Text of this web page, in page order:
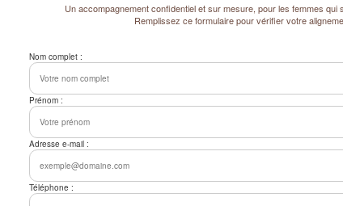
Un accompagnement confidentiel et sur mesure, pour les femmes
Remplissez ce formulaire pour vérifier votre
Nom complet :
Prénom :
Adresse e-mail :
Téléphone :